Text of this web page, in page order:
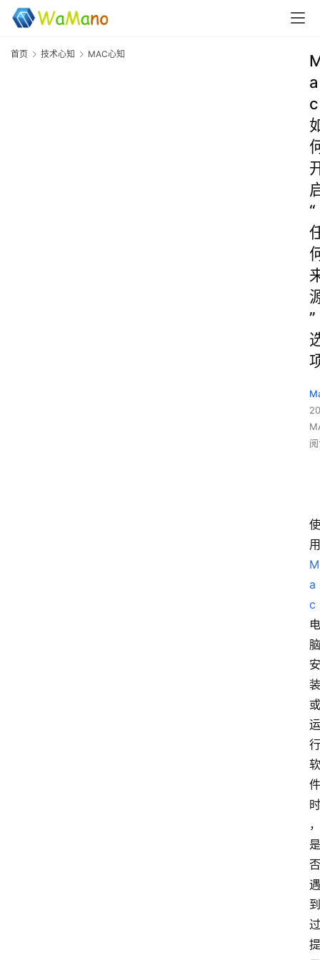
首页 技术心知 MAC心知
a
c
“
”
使
用
M
a
c
电
脑
安
装
或
运
行
软
件
时
，
是
否
遇
到
过
提